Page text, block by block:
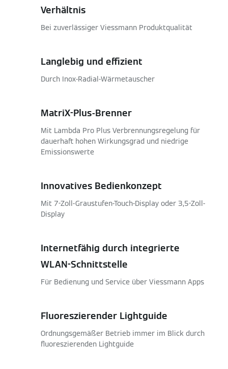
Verhältnis
Bei zuverlässiger Viessmann Produktqualität
Langlebig und effizient
Durch Inox-Radial-Wärmetauscher
MatriX-Plus-Brenner
Mit Lambda Pro Plus Verbrennungsregelung für
dauerhaft hohen Wirkungsgrad und niedrige
Emissionswerte
Innovatives Bedienkonzept
Mit 7-Zoll-Graustufen-Touch-Display oder 3,5-Zoll-
Display
Internetfähig durch integrierte
WLAN-Schnittstelle
Für Bedienung und Service über Viessmann Apps
Fluoreszierender Lightguide
Ordnungsgemäßer Betrieb immer im Blick durch
fluoreszierenden Lightguide